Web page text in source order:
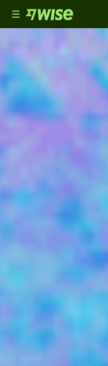
Toggle
navigation